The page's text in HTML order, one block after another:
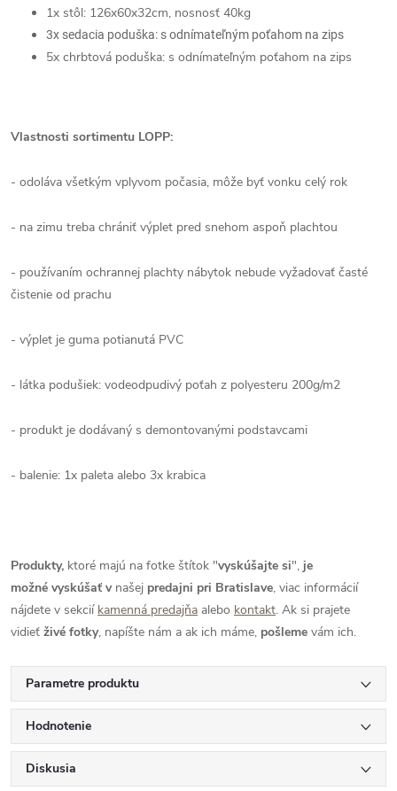
1x stôl: 126x60x32cm, nosnosť 40kg
3x sedacia poduška: s odnímateľným poťahom na zips
5x chrbtová poduška: s odnímateľným poťahom na zips
Vlastnosti sortimentu LOPP:
- odoláva všetkým vplyvom počasia, môže byť vonku celý rok
- na zimu treba chrániť výplet pred snehom aspoň plachtou
- používaním ochrannej plachty nábytok nebude vyžadovať časté
čistenie od prachu
- výplet je guma potianutá PVC
- látka podušiek: vodeodpudivý poťah z polyesteru 200g/m2
- produkt je dodávaný s demontovanými podstavcami
- balenie: 1x paleta alebo 3x krabica
Produkty, ktoré majú na fotke štítok "vyskúšajte si", je
možné vyskúšať v našej predajni pri Bratislave, viac informácií
nájdete v sekcií kamenná predajňa alebo kontakt. Ak si prajete
vidieť živé fotky, napíšte nám a ak ich máme, pošleme vám ich.
Parametre produktu
Hodnotenie
Diskusia